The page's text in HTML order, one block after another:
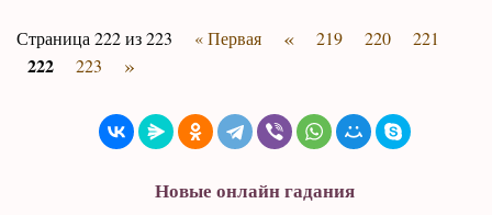
Страница 222 из 223 « Первая « 219 220 221
222 223 »
Новые онлайн гадания